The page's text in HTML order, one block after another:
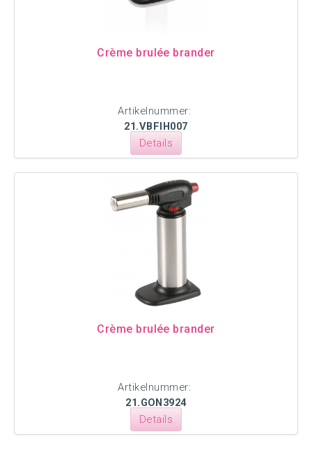
Crème brulée brander
Artikelnummer:
21.VBFIH007
Details
Crème brulée brander
Artikelnummer:
21.GON3924
Details